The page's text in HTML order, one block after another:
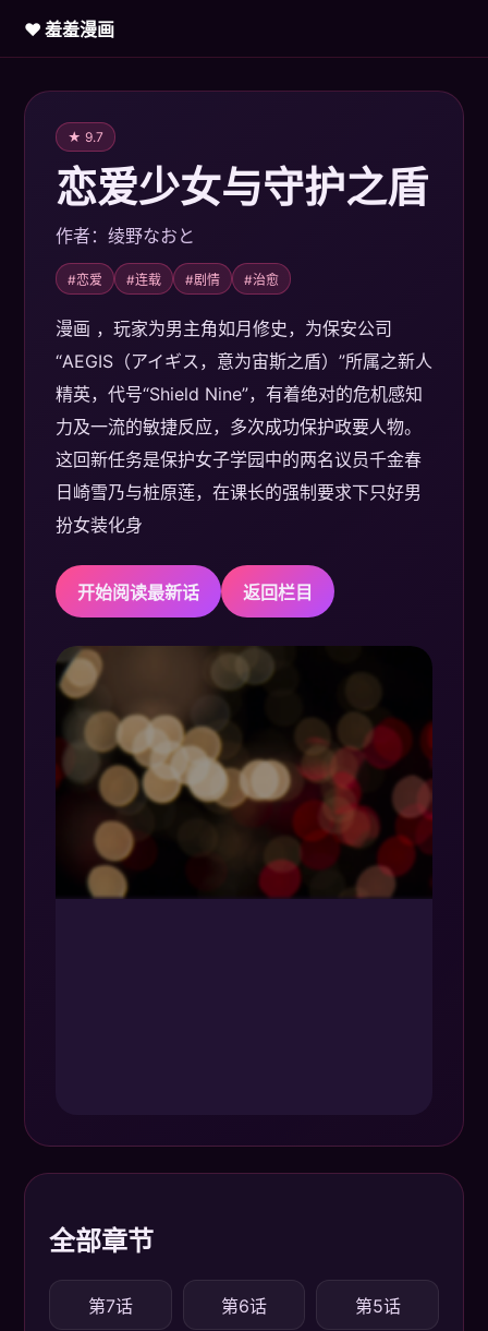
♥ 羞羞漫画
★ 9.7
恋爱少女与守护之盾
作者：绫野なおと
#恋爱 #连载 #剧情 #治愈
漫画 ，玩家为男主角如月修史，为保安公司
“AEGIS（アイギス，意为宙斯之盾）”所属之新人
精英，代号“Shield Nine”，有着绝对的危机感知
力及一流的敏捷反应，多次成功保护政要人物。
这回新任务是保护女子学园中的两名议员千金春
日崎雪乃与桩原莲，在课长的强制要求下只好男
扮女装化身
开始阅读最新话 返回栏目
全部章节
第7话 第6话 第5话